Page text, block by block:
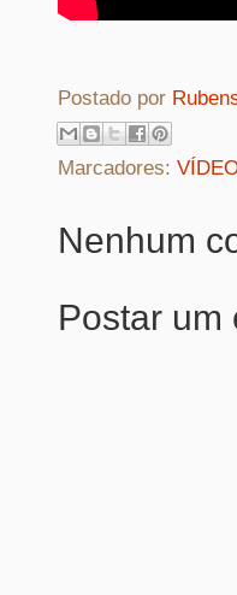
Postado por
Marcadores:
Nenhum
Postar um